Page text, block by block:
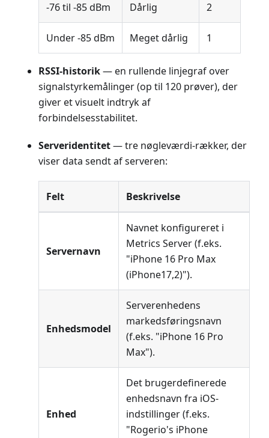
-76 til -85 dBm Dårlig 2
Under -85 dBm Meget dårlig 1
RSSI-historik— en rullende linjegraf over
signalstyrkemålinger (op til 120 prøver), der
giver et visuelt indtryk af
forbindelsesstabilitet.
Serveridentitet— tre nøgleværdi-rækker, der
viser data sendt af serveren:
Felt Beskrivelse
Servernavn
Navnet konfigureret i
Metrics Server (f.eks.
"iPhone 16 Pro Max
(iPhone17,2)").
Enhedsmodel
Serverenhedens
markedsføringsnavn
(f.eks. "iPhone 16 Pro
Max").
Enhed
Det brugerdefinerede
enhedsnavn fra iOS-
indstillinger (f.eks.
"Rogerio's iPhone